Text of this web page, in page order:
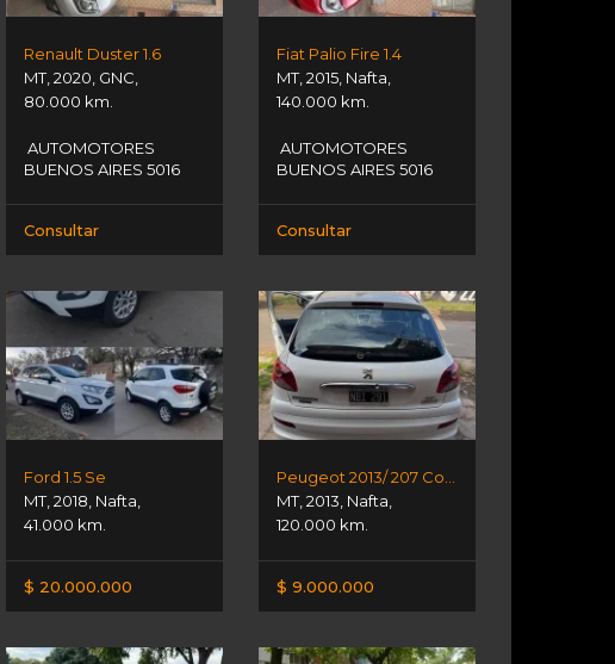
Renault Duster 1.6
MT,2020, GNC,
80.000 km.
AUTOMOTORES
BUENOS AIRES 5016
Consultar
Fiat Palio Fire 1.4
MT,2015, Nafta,
140.000 km.
AUTOMOTORES
BUENOS AIRES 5016
Consultar
Ford 1.5 Se
MT,2018, Nafta,
41.000 km.
$ 20.000.000
Peugeot 2013/ 207 Compact 1.4
MT,2013, Nafta,
120.000 km.
$ 9.000.000